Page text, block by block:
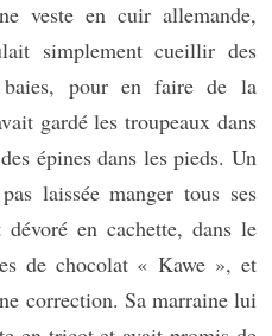
veste en cuir allemande,
simplement cueillir des
pour en faire de la
gardé les troupeaux dans
épines dans les pieds. Un
laissée manger tous ses
en cachette, dans le
de chocolat « Kawe », et
correction. Sa marraine lui